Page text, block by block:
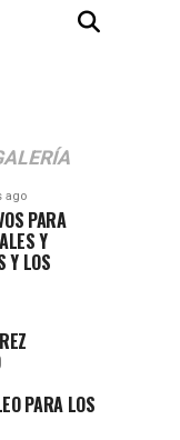
ago
PARA
Y
Y LOS
PARA LOS